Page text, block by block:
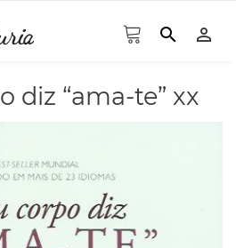
search person_outline
diz “ama-te” xx